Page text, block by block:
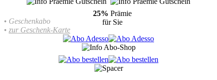
25% Prämie
für Sie
• Geschenkabo
• zur Geschenk-Karte